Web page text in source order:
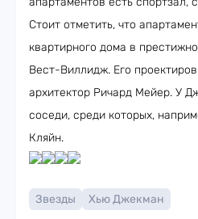
Стоит отметить, что
квартирного дома в
Вест-Виллидж. Его
архитектор Ричард Мейер. У
соседи, среди которых,
Кляйн.
Звезды Хью Джекман